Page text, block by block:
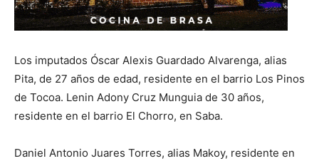
Los imputados Óscar Alexis Guardado Alvarenga, alias
Pita, de 27 años de edad, residente en el barrio Los Pinos
de Tocoa. Lenin Adony Cruz Munguia de 30 años,
residente en el barrio El Chorro, en Saba.
Daniel Antonio Juares Torres, alias Makoy, residente en